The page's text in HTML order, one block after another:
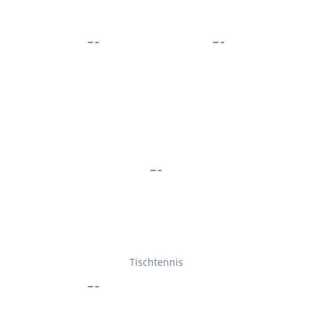
Tischtennis